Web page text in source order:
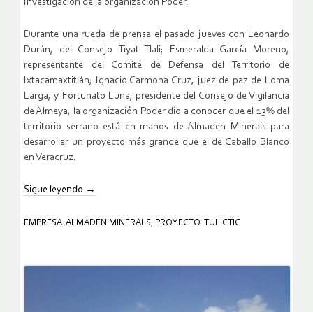
Investigación de la organización Poder.
Durante una rueda de prensa el pasado jueves con Leonardo
Durán, del Consejo Tiyat Tlali; Esmeralda García Moreno,
representante del Comité de Defensa del Territorio de
Ixtacamaxtitlán; Ignacio Carmona Cruz, juez de paz de Loma
Larga, y Fortunato Luna, presidente del Consejo de Vigilancia
de Almeya, la organización Poder dio a conocer que el 13% del
territorio serrano está en manos de Almaden Minerals para
desarrollar un proyecto más grande que el de Caballo Blanco
en Veracruz.
Sigue leyendo →
EMPRESA: ALMADEN MINERALS, PROYECTO: TULICTIC